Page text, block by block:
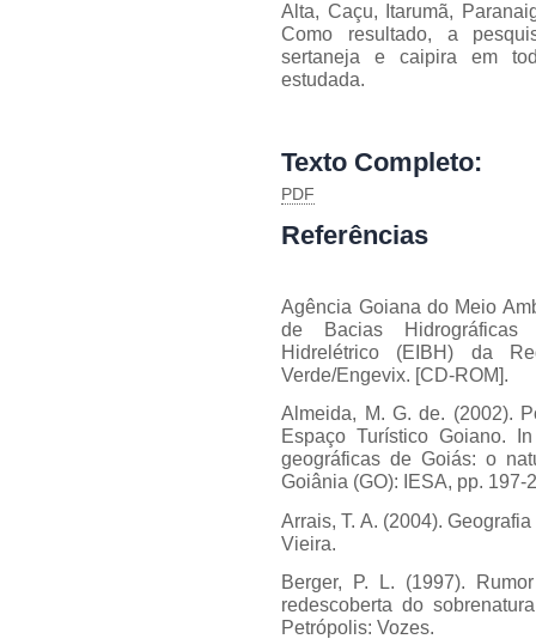
Alta, Caçu, Itarumã,
Como resultado, a
sertaneja e caipira em
estudada.
Texto Completo:
PDF
Referências
Agência Goiana do Meio
de Bacias Hidrográficas
Hidrelétrico (EIBH) da
Verde/Engevix. [CD-ROM].
Almeida, M. G. de. (2002).
Espaço Turístico Goiano.
geográficas de Goiás: o
Goiânia (GO): IESA, pp. 197-
Arrais, T. A. (2004).
Vieira.
Berger, P. L. (1997).
redescoberta do
Petrópolis: Vozes.